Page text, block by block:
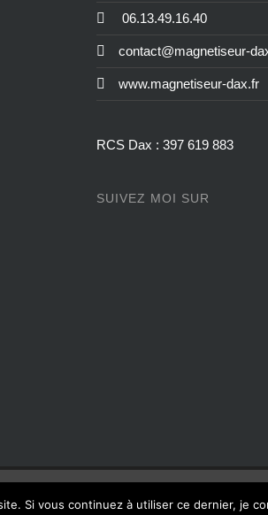
06.13.49.16.40
contact@magnetiseur-
www.magnetiseur-dax.fr
RCS Dax : 397 619 883
SUIVEZ MOI SUR
Si vous continuez à utiliser ce dernier, je